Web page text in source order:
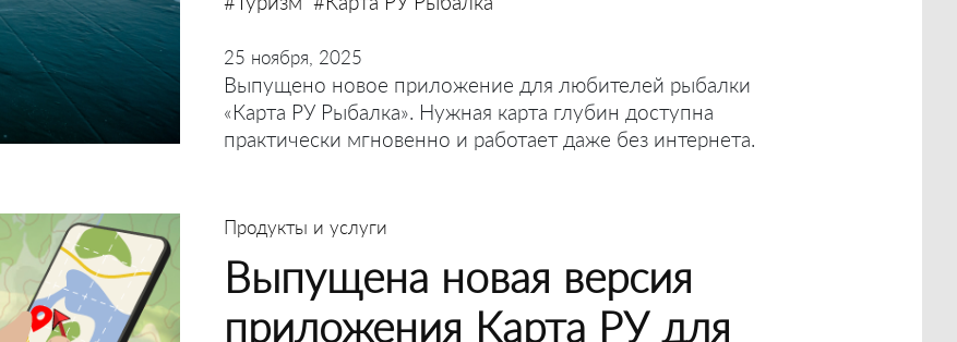
25 ноября, 2025
Выпущено новое приложение для любителей рыбалки
«Карта РУ Рыбалка». Нужная карта глубин доступна
практически мгновенно и работает даже без интернета.
Продукты и услуги
Выпущена новая версия
приложения Карта РУ для